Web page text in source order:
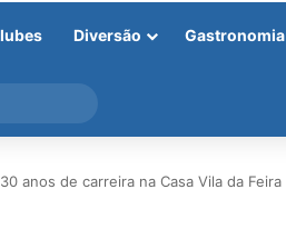
Diversão Gastronomia
por
anos de carreira na Casa Vila da Feira